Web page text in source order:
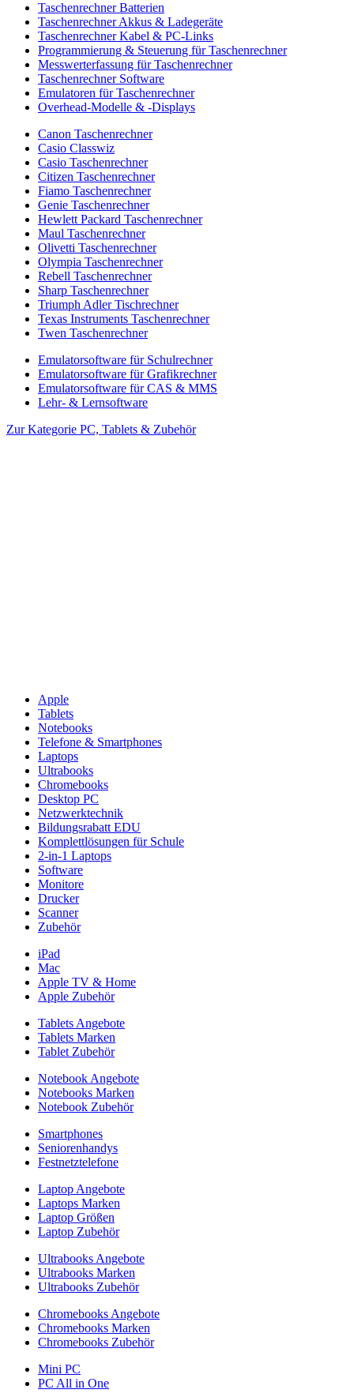
Taschenrechner Batterien
Taschenrechner Akkus & Ladegeräte
Taschenrechner Kabel & PC-Links
Programmierung & Steuerung für Taschenrechner
Messwerterfassung für Taschenrechner
Taschenrechner Software
Emulatoren für Taschenrechner
Overhead-Modelle & -Displays
Canon Taschenrechner
Casio Classwiz
Casio Taschenrechner
Citizen Taschenrechner
Fiamo Taschenrechner
Genie Taschenrechner
Hewlett Packard Taschenrechner
Maul Taschenrechner
Olivetti Taschenrechner
Olympia Taschenrechner
Rebell Taschenrechner
Sharp Taschenrechner
Triumph Adler Tischrechner
Texas Instruments Taschenrechner
Twen Taschenrechner
Emulatorsoftware für Schulrechner
Emulatorsoftware für Grafikrechner
Emulatorsoftware für CAS & MMS
Lehr- & Lernsoftware
Zur Kategorie PC, Tablets & Zubehör
Apple
Tablets
Notebooks
Telefone & Smartphones
Laptops
Ultrabooks
Chromebooks
Desktop PC
Netzwerktechnik
Bildungsrabatt EDU
Komplettlösungen für Schule
2-in-1 Laptops
Software
Monitore
Drucker
Scanner
Zubehör
iPad
Mac
Apple TV & Home
Apple Zubehör
Tablets Angebote
Tablets Marken
Tablet Zubehör
Notebook Angebote
Notebooks Marken
Notebook Zubehör
Smartphones
Seniorenhandys
Festnetztelefone
Laptop Angebote
Laptops Marken
Laptop Größen
Laptop Zubehör
Ultrabooks Angebote
Ultrabooks Marken
Ultrabooks Zubehör
Chromebooks Angebote
Chromebooks Marken
Chromebooks Zubehör
Mini PC
PC All in One